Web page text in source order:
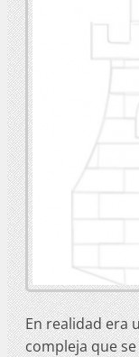
En realidad era
compleja que